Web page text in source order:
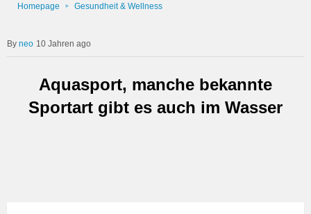
Homepage Gesundheit & Wellness
neo 10 Jahren ago
Aquasport, manche bekannte
Sportart gibt es auch im Wasser